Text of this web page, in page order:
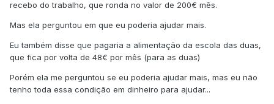
recebo do trabalho, que ronda no valor de 200€ mês.
Mas ela perguntou em que eu poderia ajudar mais.
Eu também disse que pagaria a alimentação da escola das duas,
que fica por volta de 48€ por mês (para as duas)
Porém ela me perguntou se eu poderia ajudar mais, mas eu não
tenho toda essa condição em dinheiro para ajudar...